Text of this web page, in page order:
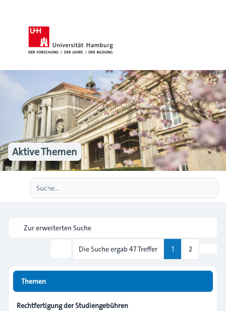
Aktive Themen
Zur erweiterten Suche
Die Suche ergab 47 Treffer 1 2
Themen
Rechtfertigung der Studiengebühren